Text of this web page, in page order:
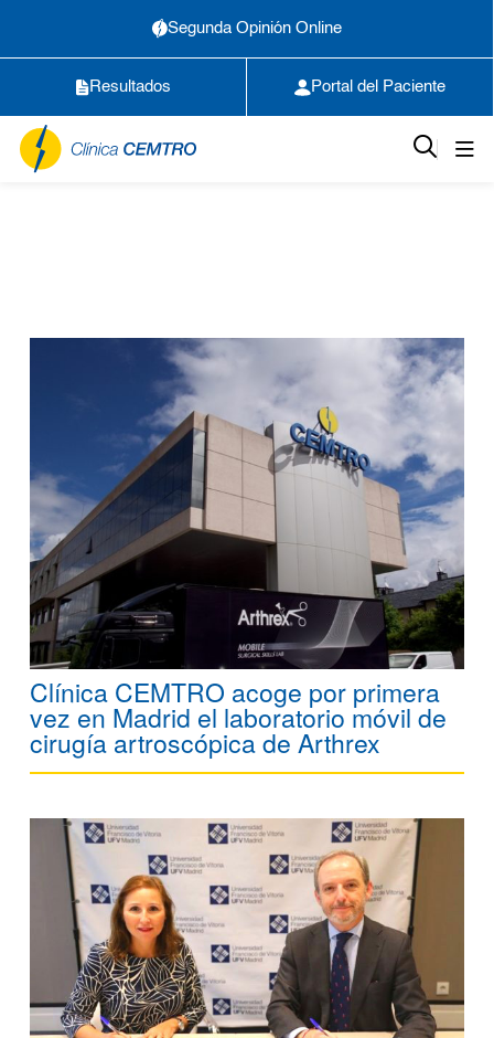
Segunda Opinión Online
Resultados Portal del Paciente
Clínica CEMTRO acoge por primera
vez en Madrid el laboratorio móvil de
cirugía artroscópica de Arthrex